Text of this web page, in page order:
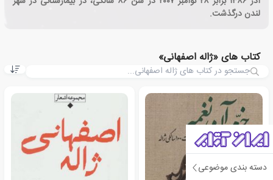
دسته بندی موضوعی
لندن درگذشت.
کتاب های «ژاله اصفهانی»